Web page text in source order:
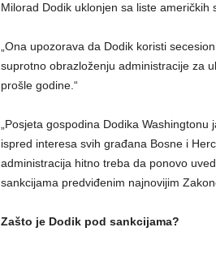
Milorad Dodik uklonjen sa liste američkih
„Ona upozorava da Dodik koristi
suprotno obrazloženju administracije za
prošle godine.“
„Posjeta gospodina Dodika
ispred interesa svih građana Bosne i
administracija hitno treba da ponovo
sankcijama predviđenim najnovijim
Zašto je Dodik pod sankcijama?